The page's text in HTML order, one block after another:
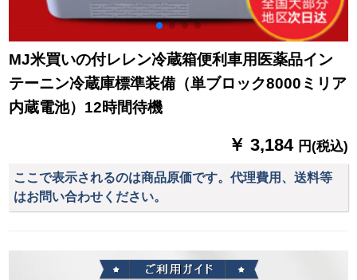
MJ米買いの付レレン冷蔵箱便利車用医薬品イン
テーニン冷蔵庫標準装備（単ブロック8000ミリア
内蔵電池）12時間待機
￥ 3,184 円(税込)
ここで表示されるのは商品原価です。代理費用、送料等
はお問い合わせください。